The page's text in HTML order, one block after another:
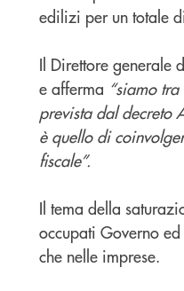
edilizi per un totale
Il Direttore generale
e afferma “siamo
prevista dal decreto
è quello di
fiscale”.
Il tema della
occupati Governo
che nelle imprese.